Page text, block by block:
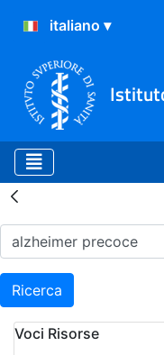
Risultati
Ricerca
Voci Risorse